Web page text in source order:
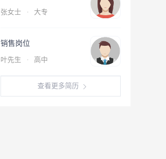
张女士 · 大专
销售岗位
叶先生 · 高中
查看更多简历